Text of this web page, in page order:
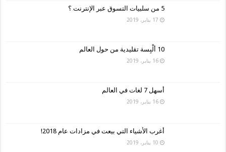
5 من سلبيات التسوق عبر الإنترنت ؟
17 يناير، 2019
10 ألْبِسة تقليدية من حول العالم
16 يناير، 2019
أسهل 7 لغات في العالم
16 يناير، 2019
أغرب الأشياء التي بيعت في مزادات عام 2018!
10 يناير، 2019